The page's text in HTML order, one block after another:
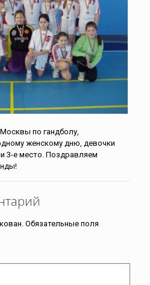
по гандболу,
женскому дню, девочки
3-е место. Поздравляем
Обязательные поля